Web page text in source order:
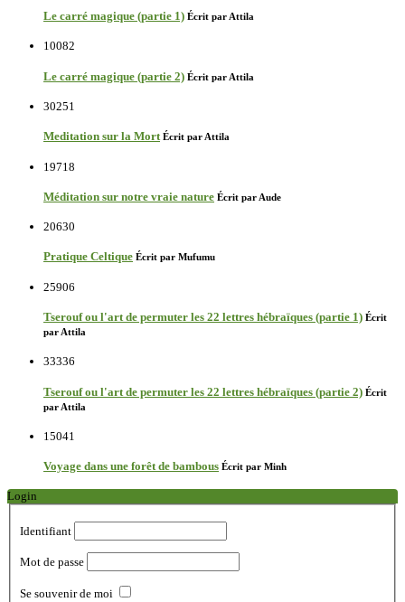
Le carré magique (partie 1) Écrit par Attila
10082
Le carré magique (partie 2) Écrit par Attila
30251
Meditation sur la Mort Écrit par Attila
19718
Méditation sur notre vraie nature Écrit par Aude
20630
Pratique Celtique Écrit par Mufumu
25906
Tserouf ou l'art de permuter les 22 lettres hébraïques (partie 1) Écrit
par Attila
33336
Tserouf ou l'art de permuter les 22 lettres hébraïques (partie 2) Écrit
par Attila
15041
Voyage dans une forêt de bambous Écrit par Minh
Login
Identifiant
Mot de passe
Se souvenir de moi